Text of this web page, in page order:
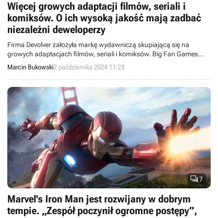
Więcej growych adaptacji filmów, seriali i
komiksów. O ich wysoką jakość mają zadbać
niezależni deweloperzy
Firma Devolver założyła markę wydawniczą skupiającą się na
growych adaptacjach filmów, seriali i komiksów. Big Fan Games
pracuje obecnie nad 6 projektami.
Marcin Bukowski2 października 2024 11:28
7
Marvel's Iron Man jest rozwijany w dobrym
tempie. „Zespół poczynił ogromne postępy”,